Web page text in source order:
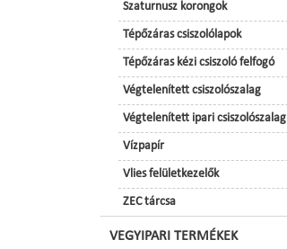
Szaturnusz korongok
Tépőzáras csiszolólapok
Tépőzáras kézi csiszoló felfogó
Végtelenített csiszolószalag
Végtelenített ipari csiszolószalag
Vízpapír
Vlies felületkezelők
ZEC tárcsa
VEGYIPARI TERMÉKEK